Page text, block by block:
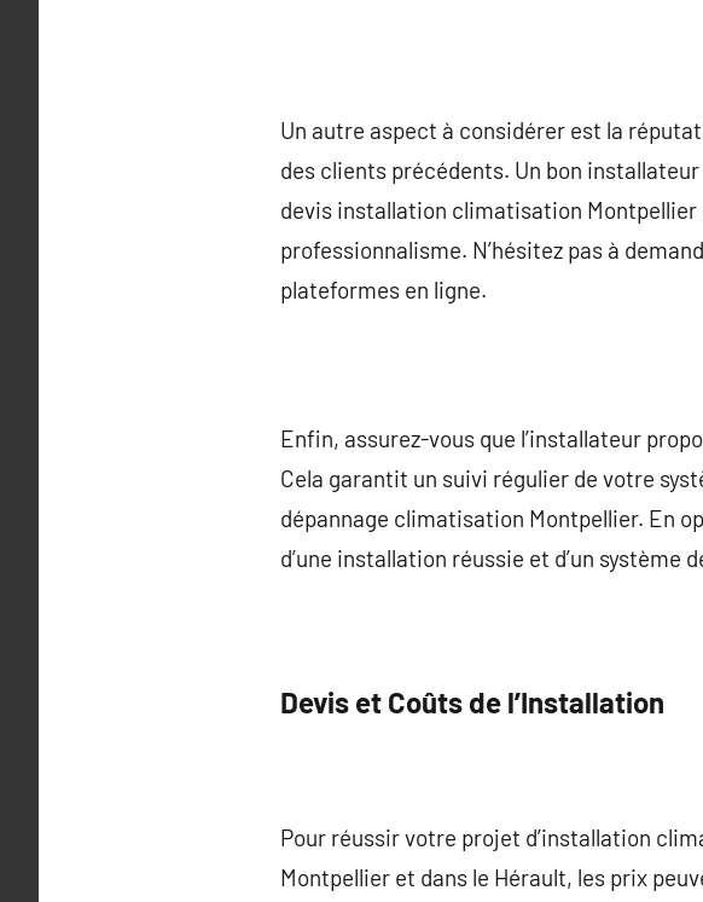
Un autre aspect à considérer est la
des clients précédents. Un bon
devis installation climatisation
professionnalisme. N’hésitez pas à
plateformes en ligne.
Enfin, assurez-vous que l’installateur
Cela garantit un suivi régulier de votre
dépannage climatisation Montpellier. En
d’une installation réussie et d’un
Devis et Coûts de l’Installation
Pour réussir votre projet d’installation
Montpellier et dans le Hérault, les prix